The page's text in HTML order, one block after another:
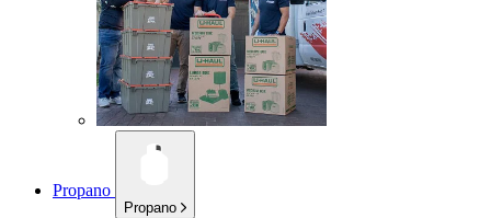
Propano
Propano